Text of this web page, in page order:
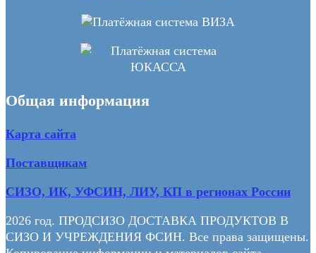
Общая информация
Карта сайта
Поставщикам
СИЗО, ИК, УФСИН, ЛИУ, КП в регионах России
2026 год. ПРОДСИЗО ДОСТАВКА ПРОДУКТОВ В
СИЗО И УЧРЕЖДЕНИЯ ФСИН. Все права защищены.